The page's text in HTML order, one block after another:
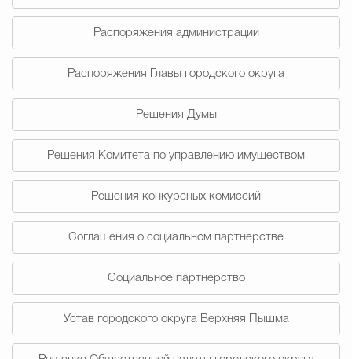
Гостям Городского
Общественная
Градостроительство и
Государственные организации
Распоряжения администрации
Распоряжения Главы городского округа
Решения Думы
Решения Комитета по управлению имуществом
Решения конкурсных комиссий
Соглашения о социальном партнерстве
Социальное партнерство
Устав городского округа Верхняя Пышма